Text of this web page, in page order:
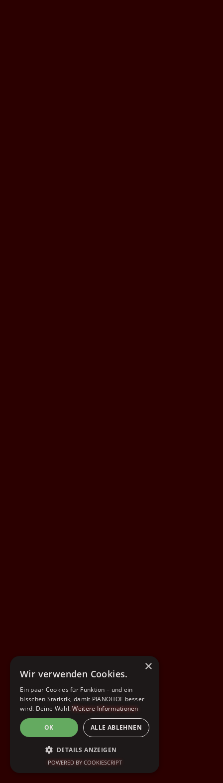
×
Wir verwenden Cookies.
Ein paar Cookies für Funktion – und ein
bisschen Statistik, damit PIANOHOF besser
wird. Deine Wahl.Weitere Informationen
OK ALLE ABLEHNEN
DETAILS ANZEIGEN
POWERED BY COOKIESCRIPT